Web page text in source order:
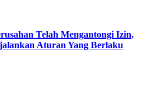
Telah Mengantongi Izin,
Aturan Yang Berlaku